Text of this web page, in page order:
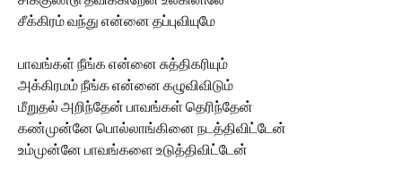
சீக்கிரம் வந்து என்னை தப்புவியுமே
பாவங்கள் நீங்க என்னை சுத்திகரியும்
அக்கிரமம் நீங்க என்னை கழுவிவிடும்
மீறுதல் அறிந்தேன் பாவங்கள் தெரிந்தேன்
கண்முன்னே பொல்லாங்கினை நடத்திவிட்டேன்
உம்முன்னே பாவங்களை உடுத்திவிட்டேன்